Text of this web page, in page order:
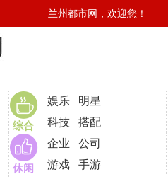
兰州都市网，欢迎您！
综合
娱乐
明星
科技
搭配
休闲
企业
公司
游戏
手游